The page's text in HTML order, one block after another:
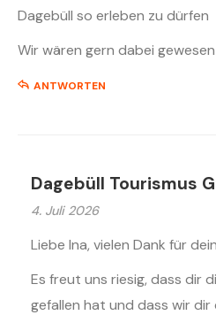
Dagebüll so erleben zu dürfen
Wir wären gern dabei gewesen
ANTWORTEN
Dagebüll Tourismus
4. Juli 2026
Liebe Ina, vielen Dank für
Es freut uns riesig, dass dir
gefallen hat und dass wir